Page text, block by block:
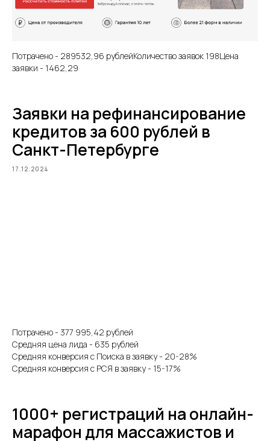
Потрачено - 289532,96 рублейКоличество заявок 198Цена
заявки - 1462,29
Заявки на рефинансирование
кредитов за 600 рублей в
Санкт-Петербурге
17.12.2024
Потрачено - 377 995,42 рублей
Средняя цена лида - 635 рублей
Средняя конверсия с Поиска в заявку - 20-28%
Средняя конверсия с РСЯ в заявку - 15-17%
1000+ регистраций на онлайн-
марафон для массажистов и